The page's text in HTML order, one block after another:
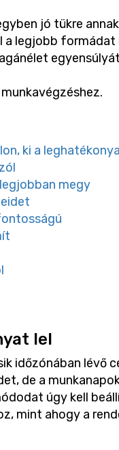
jó tükre
a legjobb
ki a
megy
lel
időzónában lévő
de a
úgy kell
mint ahogy a